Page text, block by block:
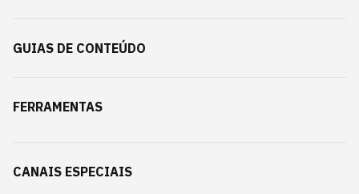
GUIAS DE CONTEÚDO
FERRAMENTAS
CANAIS ESPECIAIS